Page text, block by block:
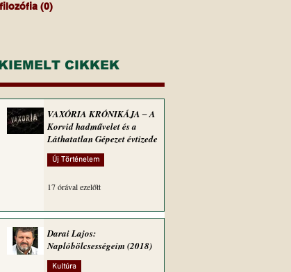
filozófia (0)
KIEMELT CIKKEK
VAXÓRIA KRÓNIKÁJA ‒ A
Korvid hadművelet és a
Láthatatlan Gépezet évtizede
Új Történelem
17 órával ezelőtt
Darai Lajos:
Naplóbölcsességeim (2018)
Kultúra